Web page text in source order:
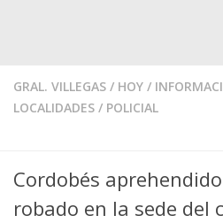
GRAL. VILLEGAS / HOY /
LOCALIDADES / POLICIAL
Cordobés
robado en la sede del